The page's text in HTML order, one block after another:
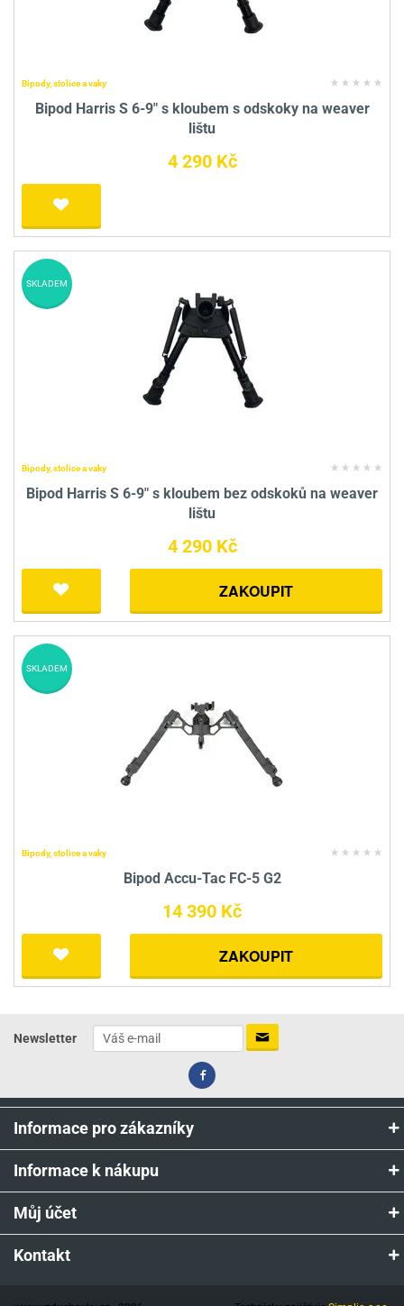
Bipody, stolice a vaky
Bipod Harris S 6-9" s kloubem s odskoky na weaver
lištu
4 290 Kč
Bipody, stolice a vaky
Bipod Harris S 6-9" s kloubem bez odskoků na weaver
lištu
4 290 Kč
ZAKOUPIT
SKLADEM
Bipody, stolice a vaky
Bipod Accu-Tac FC-5 G2
14 390 Kč
ZAKOUPIT
SKLADEM
Newsletter
Informace pro zákazníky
Informace k nákupu
Můj účet
Kontakt